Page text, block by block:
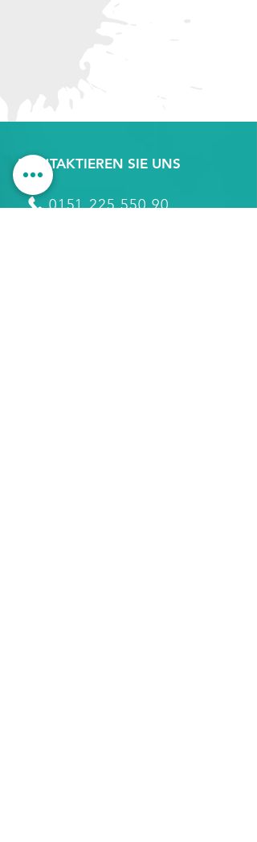
KONTAKTIEREN SIE UNS
0151 225 550 90